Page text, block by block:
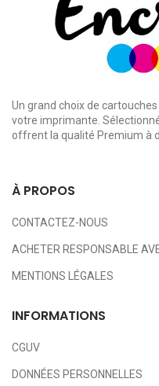
Un grand choix de
votre imprimante.
offrent la qualité Premium à
À PROPOS
CONTACTEZ-NOUS
ACHETER RESPONSABLE
MENTIONS LÉGALES
INFORMATIONS
CGUV
DONNÉES PERSONNELLES